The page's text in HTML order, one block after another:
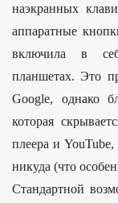
наэкранных
аппаратные
включила в
планшетах. Это
Google, однако
которая
плеера и YouTube,
никуда (что
Стандартной